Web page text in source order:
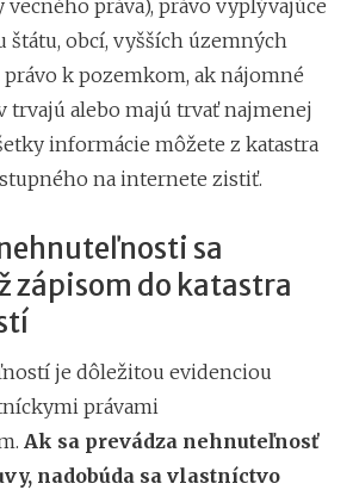
vecného práva), právo vyplývajúce
štátu, obcí, vyšších územných
k pozemkom, ak nájomné
trvajú alebo majú trvať najmenej
informácie môžete z katastra
na internete zistiť.
sa
zápisom do katastra
je dôležitou evidenciou
právami
Ak sa prevádza nehnuteľnosť
nadobúda sa vlastníctvo